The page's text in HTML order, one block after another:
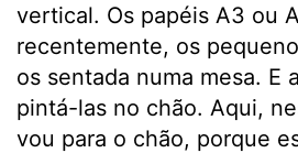
vertical. Os papéis A3 ou
recentemente, os
os sentada numa mesa. E
pintá-las no chão. Aqui,
vou para o chão, porque